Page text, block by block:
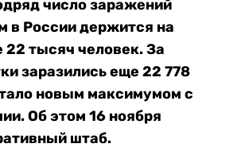
число заражений
в России держится на
22 тысяч человек. За
заразились еще 22 778
новым максимумом с
Об этом 16 ноября
штаб.